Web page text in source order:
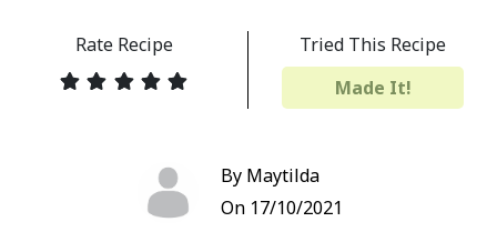
Rate Recipe
Tried This Recipe
Made It!
By Maytilda
On 17/10/2021